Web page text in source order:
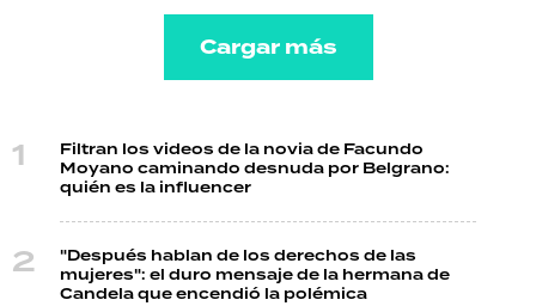
Cargar más
Filtran los videos de la novia de Facundo
Moyano caminando desnuda por Belgrano:
quién es la influencer
"Después hablan de los derechos de las
mujeres": el duro mensaje de la hermana de
Candela que encendió la polémica